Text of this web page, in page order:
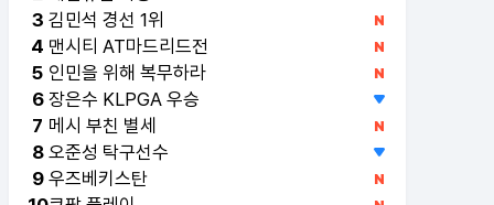
3 김민석 경선 1위
4 맨시티 AT마드리드전
5 인민을 위해 복무하라
6 장은수 KLPGA 우승
7 메시 부친 별세
8 오준성 탁구선수
9 우즈베키스탄